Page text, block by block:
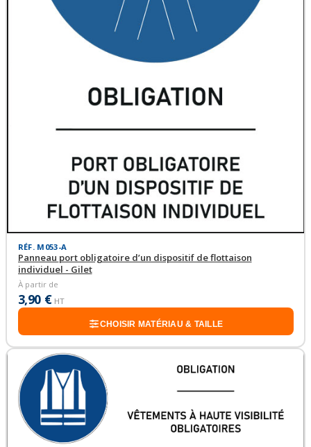
RÉF. M053-A
Panneau port obligatoire d’un dispositif de flottaison
individuel - Gilet
À partir de
3,90 € HT
CHOISIR MATÉRIAU & TAILLE